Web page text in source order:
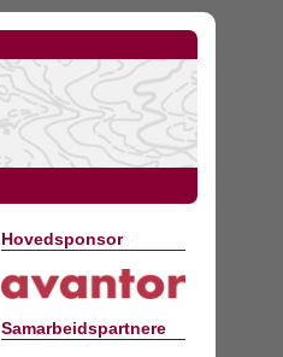
Hovedsponsor
Samarbeidspartnere